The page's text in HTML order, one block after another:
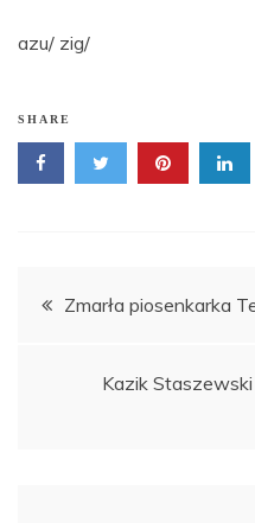
azu/ zig/
SHARE
Nawigacja
Zmarła piosenkarka
Kazik